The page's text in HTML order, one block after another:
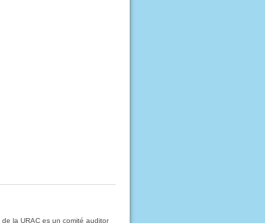
de la URAC es un comité auditor